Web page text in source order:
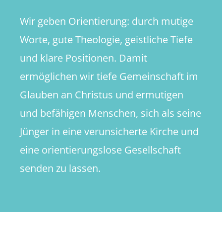
Wir geben Orientierung: durch mutige
Worte, gute Theologie, geistliche Tiefe
und klare Positionen. Damit
ermöglichen wir tiefe Gemeinschaft im
Glauben an Christus und ermutigen
und befähigen Menschen, sich als seine
Jünger in eine verunsicherte Kirche und
eine orientierungslose Gesellschaft
senden zu lassen.